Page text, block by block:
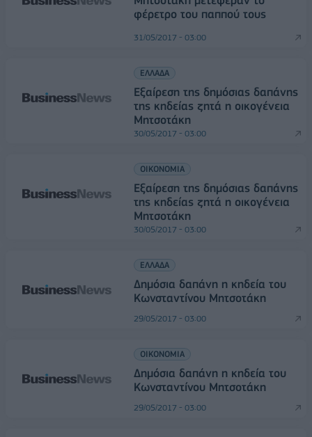
φέρετρο του παππού τους
31/05/2017 - 03:00
ΕΛΛΑΔΑ
Εξαίρεση της δημόσιας δαπάνης
της κηδείας ζητά η οικογένεια
Μητσοτάκη
30/05/2017 - 03:00
ΟΙΚΟΝΟΜΙΑ
Εξαίρεση της δημόσιας δαπάνης
της κηδείας ζητά η οικογένεια
Μητσοτάκη
30/05/2017 - 03:00
ΕΛΛΑΔΑ
Δημόσια δαπάνη η κηδεία του
Κωνσταντίνου Μητσοτάκη
29/05/2017 - 03:00
ΟΙΚΟΝΟΜΙΑ
Δημόσια δαπάνη η κηδεία του
Κωνσταντίνου Μητσοτάκη
29/05/2017 - 03:00